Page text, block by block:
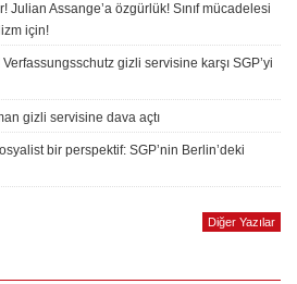
Julian Assange’a özgürlük! Sınıf mücadelesi
için!
gizli servisine karşı SGP’yi
gizli servisine dava açtı
bir perspektif: SGP’nin Berlin’deki
Diğer Yazılar